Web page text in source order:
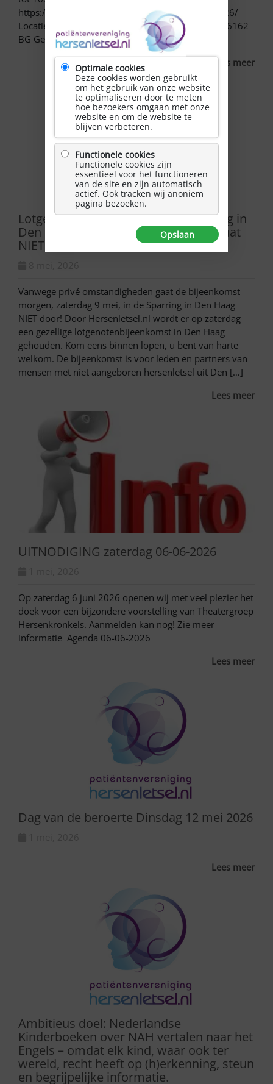
https://ggzinspiratie/inspiratiemiddag-24-juni-2026/
Locatie : Gilde opleiding Dr.H van der Hoffplein 1 6162
BG Geleen
Lees meer
Lotgenotenbijeenkomst in de Sparring in
Den Haag morgen, zaterdag 9 mei, gaat
NIET door!
Vanwege privé omstandigheden gaat de bijeenkomst
morgen, zaterdag 9 mei, in de Sparring in Den Haag
NIET door! Door Hersenletsel.nl wordt er op zaterdag
een gezellige lotgenotenbijeenkomst in Den Haag
gehouden. Kom eens binnen lopen, u bent van harte
welkom. De bijeenkomst is voor leden en partners van
mensen met niet aangeboren hersenletsel uit Den […]
Lees meer
UITNODIGING zaterdag 06-06-2026
Op zaterdag 6 juni 2026 openen wij met veel plezier het
doek voor een bijzondere voorstelling van Theatergroep
Hersenkronkels. Aanmelden kan nog! Zie meer
informatie Agenda 06-06-2026
Lees meer
Dag van de beroerte Dinsdag 12 mei 2026
Lees meer
Ambitieus doel: Nederlandse
Kinderboeken over NAH vertalen naar het
Engels – omdat elk kind, waar ook ter
wereld, recht heeft op (h)erkenning, steun
en begrijpelijke informatie.
Optimale cookies
Deze cookies worden gebruikt
om het gebruik van onze website
te optimaliseren door te meten
hoe bezoekers omgaan met onze
website en om de website te
blijven verbeteren.
Functionele cookies
Functionele cookies zijn
essentieel voor het functioneren
van de site en zijn automatisch
actief. Ook tracken wij anoniem
pagina bezoeken.
Opslaan